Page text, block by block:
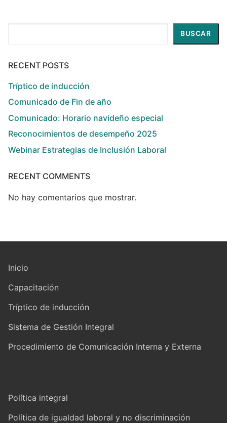
BUSCAR
RECENT POSTS
Tríptico de inducción
Comunicado de Fin de año
Comunicado: Horario navideño especial
Reconocimientos de desempeño 2025
Webinar Estrategias de Inclusión Laboral
RECENT COMMENTS
No hay comentarios que mostrar.
Inicio
Capacitación
Tríptico de inducción
Sistema de Gestión Integral
Procedimiento de Comunicación Interna y Externa
Política integral
Política de igualdad laboral y no discriminación